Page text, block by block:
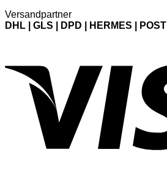
Versandpartner
DHL | GLS | DPD | HERMES | POST